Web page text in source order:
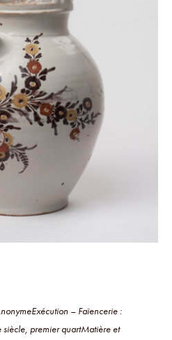
– Faïencerie :
premier quartMatière et